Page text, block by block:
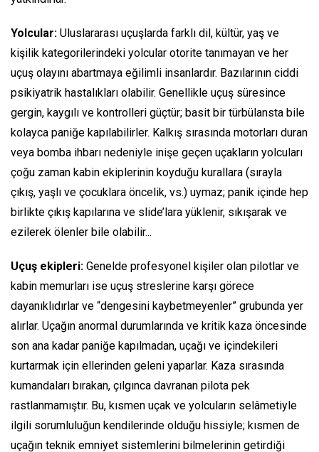
Yolcular: Uluslararası uçuşlarda farklı dil, kültür, yaş ve
kişilik kategorilerindeki yolcular otorite tanımayan ve her
uçuş olayını abartmaya eğilimli insanlardır. Bazılarının ciddi
psikiyatrik hastalıkları olabilir. Genellikle uçuş süresince
gergin, kaygılı ve kontrolleri güçtür; basit bir türbülansta bile
kolayca paniğe kapılabilirler. Kalkış sırasında motorları duran
veya bomba ihbarı nedeniyle inişe geçen uçakların yolcuları
çoğu zaman kabin ekiplerinin koyduğu kurallara (sırayla
çıkış, yaşlı ve çocuklara öncelik, vs.) uymaz; panik içinde hep
birlikte çıkış kapılarına ve slide’lara yüklenir, sıkışarak ve
ezilerek ölenler bile olabilir...
Uçuş ekipleri: Genelde profesyonel kişiler olan pilotlar ve
kabin memurları ise uçuş streslerine karşı görece
dayanıklıdırlar ve “dengesini kaybetmeyenler” grubunda yer
alırlar. Uçağın anormal durumlarında ve kritik kaza öncesinde
son ana kadar paniğe kapılmadan, uçağı ve içindekileri
kurtarmak için ellerinden geleni yaparlar. Kaza sırasında
kumandaları bırakan, çılgınca davranan pilota pek
rastlanmamıştır. Bu, kısmen uçak ve yolcuların selâmetiyle
ilgili sorumluluğun kendilerinde olduğu hissiyle; kısmen de
uçağın teknik emniyet sistemlerini bilmelerinin getirdiği